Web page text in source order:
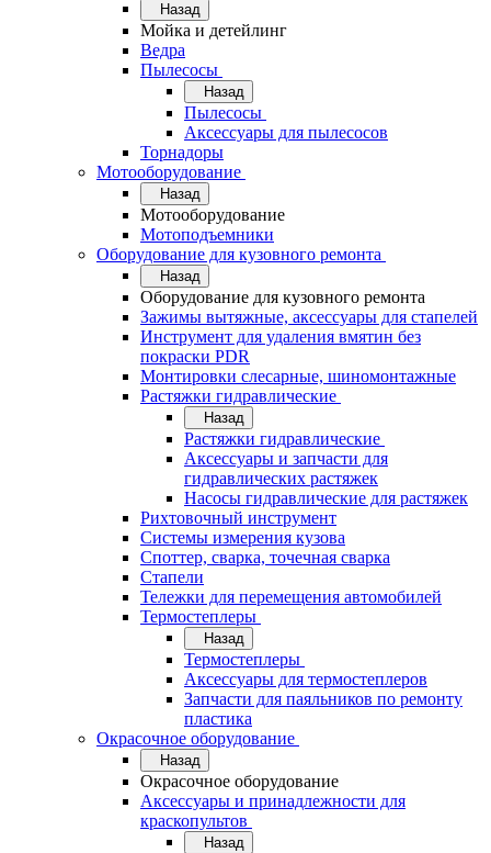
Назад
Мойка и детейлинг
Ведра
Пылесосы
Назад
Пылесосы
Аксессуары для пылесосов
Торнадоры
Мотооборудование
Назад
Мотооборудование
Мотоподъемники
Оборудование для кузовного ремонта
Назад
Оборудование для кузовного ремонта
Зажимы вытяжные, аксессуары для стапелей
Инструмент для удаления вмятин без
покраски PDR
Монтировки слесарные, шиномонтажные
Растяжки гидравлические
Назад
Растяжки гидравлические
Аксессуары и запчасти для
гидравлических растяжек
Насосы гидравлические для растяжек
Рихтовочный инструмент
Системы измерения кузова
Споттер, сварка, точечная сварка
Стапели
Тележки для перемещения автомобилей
Термостеплеры
Назад
Термостеплеры
Аксессуары для термостеплеров
Запчасти для паяльников по ремонту
пластика
Окрасочное оборудование
Назад
Окрасочное оборудование
Аксессуары и принадлежности для
краскопультов
Назад